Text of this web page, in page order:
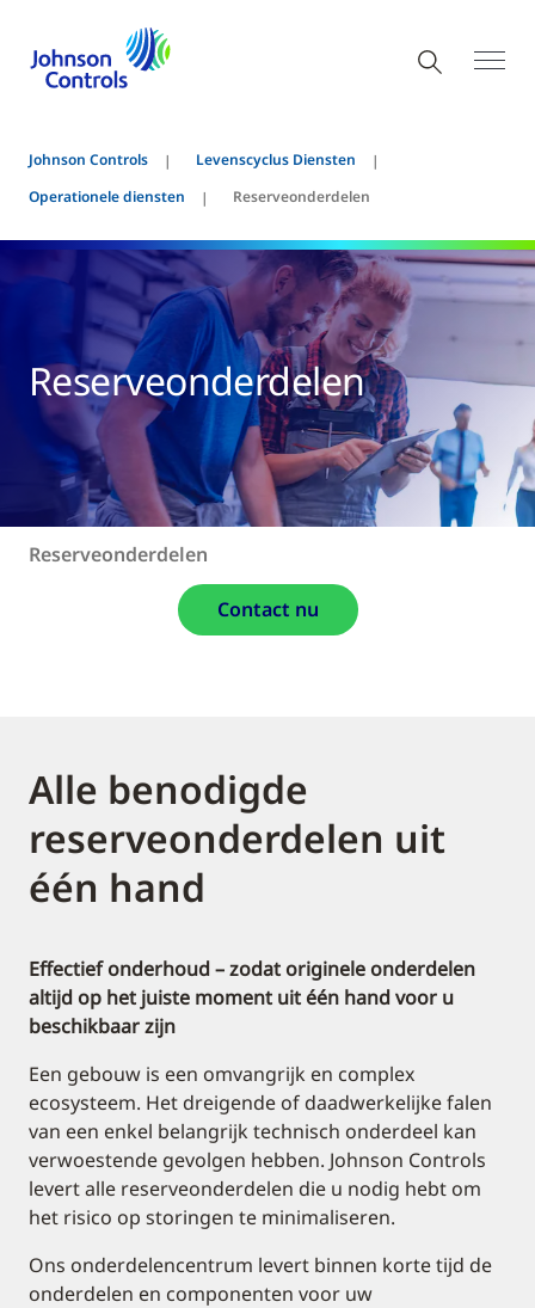
Johnson Controls
Levenscyclus Diensten
Operationele diensten
Reserveonderdelen
Reserveonderdelen
Reserveonderdelen
Contact nu
Alle benodigde
reserveonderdelen uit
één hand
Effectief onderhoud – zodat originele onderdelen
altijd op het juiste moment uit één hand voor u
beschikbaar zijn
Een gebouw is een omvangrijk en complex
ecosysteem. Het dreigende of daadwerkelijke falen
van een enkel belangrijk technisch onderdeel kan
verwoestende gevolgen hebben. Johnson Controls
levert alle reserveonderdelen die u nodig hebt om
het risico op storingen te minimaliseren.
Ons onderdelencentrum levert binnen korte tijd de
onderdelen en componenten voor uw